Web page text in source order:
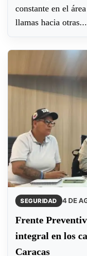
constante en el
llamas hacia otras...
SEGURIDAD 4 DE
Frente
integral en los
Caracas